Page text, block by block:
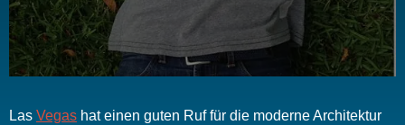
Las Vegas hat einen guten Ruf für die moderne Architektur